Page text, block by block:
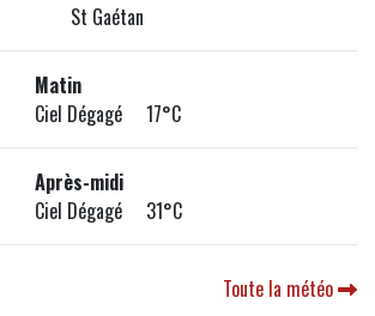
St Gaétan
Matin
Ciel Dégagé 17°C
Après-midi
Ciel Dégagé 31°C
Toute la météo